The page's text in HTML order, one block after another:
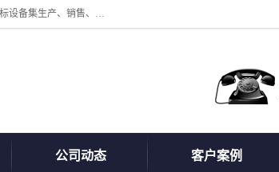
公司主营换热器.换热设备、供水设备，核心产品涵盖：管壳式换热器、换热机组、不锈钢组合式水箱、水处理设备等，提供非标设备集生产、销售、安装一体化服务，可满足全国酒店、学校、医院、商业综合体、工业项目等多场景换热与供水需求。
公司动态 客户案例